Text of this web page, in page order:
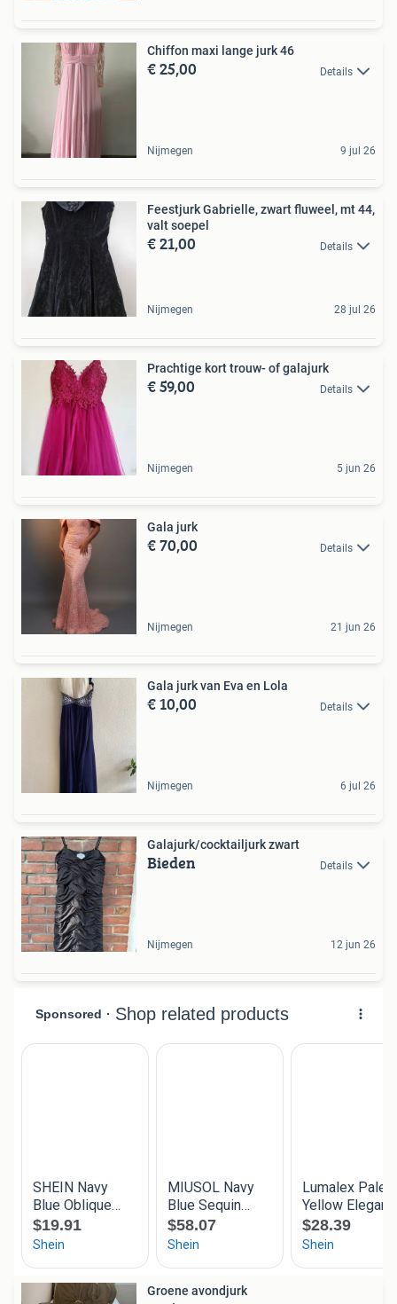
Chiffon maxi lange jurk 46
€ 25,00 Details
Nijmegen 9 jul 26
Feestjurk Gabrielle, zwart fluweel, mt 44,
valt soepel
€ 21,00 Details
Nijmegen 28 jul 26
Prachtige kort trouw- of galajurk
€ 59,00 Details
Nijmegen 5 jun 26
Gala jurk
€ 70,00 Details
Nijmegen 21 jun 26
Gala jurk van Eva en Lola
€ 10,00 Details
Nijmegen 6 jul 26
Galajurk/cocktailjurk zwart
Bieden Details
Nijmegen 12 jun 26
Groene avondjurk